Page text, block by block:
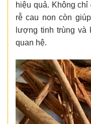
hiệu quả. Không
rễ cau non còn
lượng tinh trùng
quan hệ.